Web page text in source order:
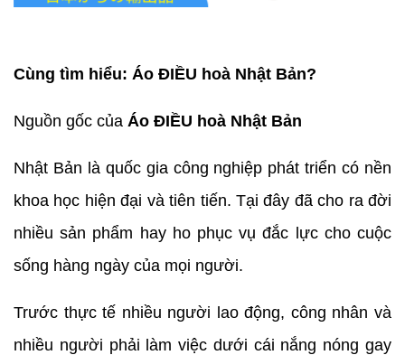
Cùng tìm hiểu: Áo ĐIỀU hoà Nhật Bản?
Nguồn gốc của Áo ĐIỀU hoà Nhật Bản
Nhật Bản là quốc gia công nghiệp phát triển có nền
khoa học hiện đại và tiên tiến. Tại đây đã cho ra đời
nhiều sản phẩm hay ho phục vụ đắc lực cho cuộc
sống hàng ngày của mọi người.
Trước thực tế nhiều người lao động, công nhân và
nhiều người phải làm việc dưới cái nắng nóng gay